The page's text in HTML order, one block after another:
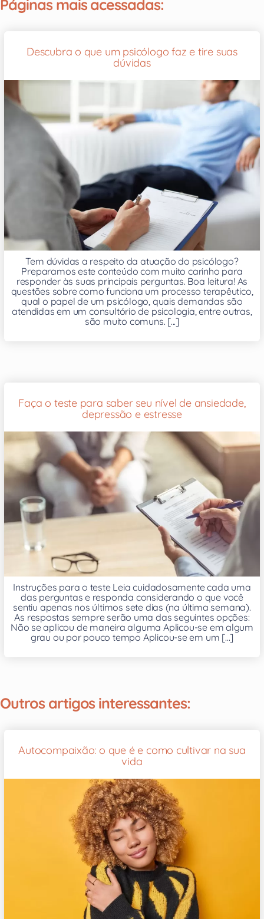
Páginas mais acessadas:
Descubra o que um psicólogo faz e tire suas
dúvidas
Tem dúvidas a respeito da atuação do psicólogo?
Preparamos este conteúdo com muito carinho para
responder às suas principais perguntas. Boa leitura! As
questões sobre como funciona um processo terapêutico,
qual o papel de um psicólogo, quais demandas são
atendidas em um consultório de psicologia, entre outras,
são muito comuns. [...]
Faça o teste para saber seu nível de ansiedade,
depressão e estresse
Instruções para o teste Leia cuidadosamente cada uma
das perguntas e responda considerando o que você
sentiu apenas nos últimos sete dias (na última semana).
As respostas sempre serão uma das seguintes opções:
Não se aplicou de maneira alguma Aplicou-se em algum
grau ou por pouco tempo Aplicou-se em um [...]
Outros artigos interessantes:
Autocompaixão: o que é e como cultivar na sua
vida